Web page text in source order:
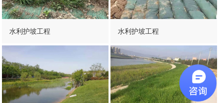
水利护坡工程 水利护坡工程